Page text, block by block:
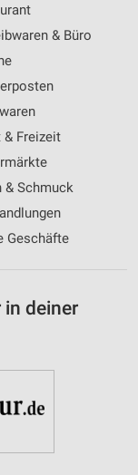
& Büro
& Freizeit
& Schmuck
Geschäfte
in deiner